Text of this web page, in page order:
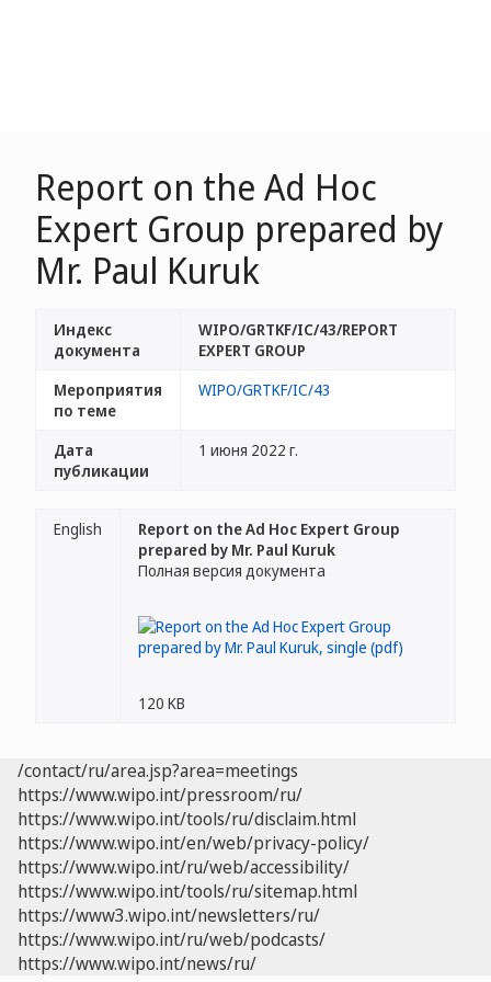
Report on the Ad Hoc
Expert Group prepared by
Mr. Paul Kuruk
Индекс
документа
WIPO/GRTKF/IC/43/REPORT
EXPERT GROUP
Мероприятия
по теме
WIPO/GRTKF/IC/43
Дата
публикации
1 июня 2022 г.
English
Report on the Ad Hoc Expert Group
prepared by Mr. Paul Kuruk
Полная версия документа
120 KB
/contact/ru/area.jsp?area=meetings
https://www.wipo.int/pressroom/ru/
https://www.wipo.int/tools/ru/disclaim.html
https://www.wipo.int/en/web/privacy-policy/
https://www.wipo.int/ru/web/accessibility/
https://www.wipo.int/tools/ru/sitemap.html
https://www3.wipo.int/newsletters/ru/
https://www.wipo.int/ru/web/podcasts/
https://www.wipo.int/news/ru/